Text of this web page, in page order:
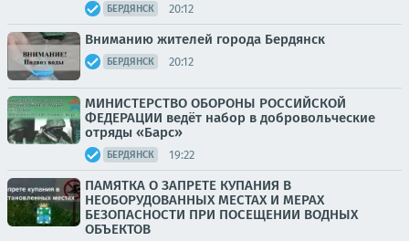
БЕРДЯНСК 20:12
Вниманию жителей города Бердянск
БЕРДЯНСК 20:12
МИНИСТЕРСТВО ОБОРОНЫ РОССИЙСКОЙ
ФЕДЕРАЦИИ ведёт набор в добровольческие
отряды «Барс»
БЕРДЯНСК 19:22
ПАМЯТКА О ЗАПРЕТЕ КУПАНИЯ В
НЕОБОРУДОВАННЫХ МЕСТАХ И МЕРАХ
БЕЗОПАСНОСТИ ПРИ ПОСЕЩЕНИИ ВОДНЫХ
ОБЪЕКТОВ